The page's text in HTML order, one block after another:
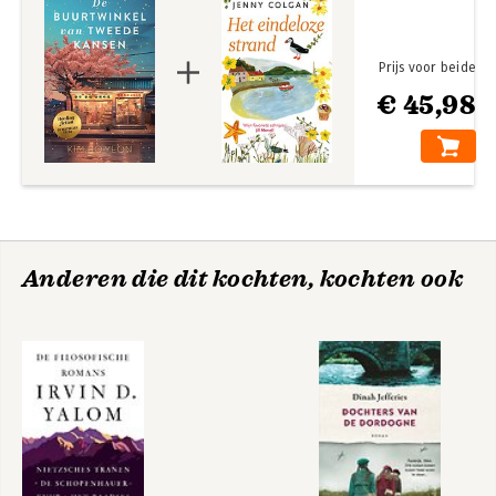
€ 45,98
Prijs voor beide
Anderen die dit kochten, kochten ook